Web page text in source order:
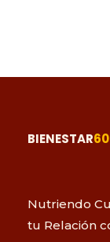
BIENESTAR
Nutriendo
tu Relación